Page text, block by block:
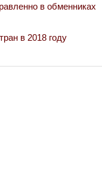
в обменниках
в 2018 году